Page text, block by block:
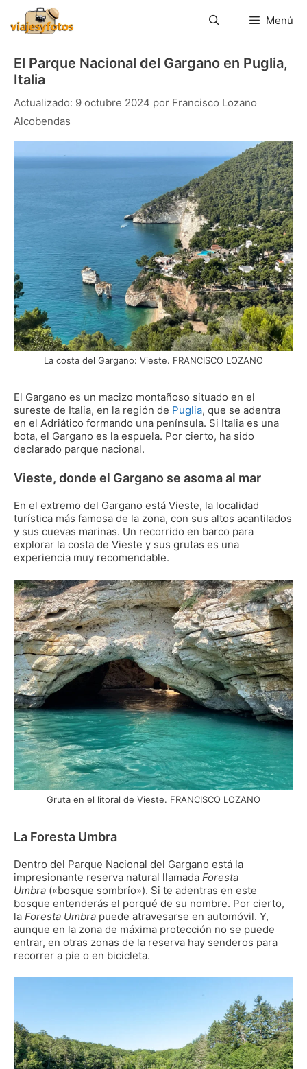
contenido
Menú
El Parque Nacional del Gargano en Puglia,
Italia
9 octubre 2024 por Francisco Lozano
Alcobendas
La costa del Gargano: Vieste. FRANCISCO LOZANO
El Gargano es un macizo montañoso situado en el
sureste de Italia, en la región de Puglia, que se adentra
en el Adriático formando una península. Si Italia es una
bota, el Gargano es la espuela. Por cierto, ha sido
declarado parque nacional.
Vieste, donde el Gargano se asoma al mar
En el extremo del Gargano está Vieste, la localidad
turística más famosa de la zona, con sus altos acantilados
y sus cuevas marinas. Un recorrido en barco para
explorar la costa de Vieste y sus grutas es una
experiencia muy recomendable.
Gruta en el litoral de Vieste. FRANCISCO LOZANO
La Foresta Umbra
Dentro del Parque Nacional del Gargano está la
impresionante reserva natural llamada Foresta
Umbra («bosque sombrío»). Si te adentras en este
bosque entenderás el porqué de su nombre. Por cierto,
la Foresta Umbra puede atravesarse en automóvil. Y,
aunque en la zona de máxima protección no se puede
entrar, en otras zonas de la reserva hay senderos para
recorrer a pie o en bicicleta.